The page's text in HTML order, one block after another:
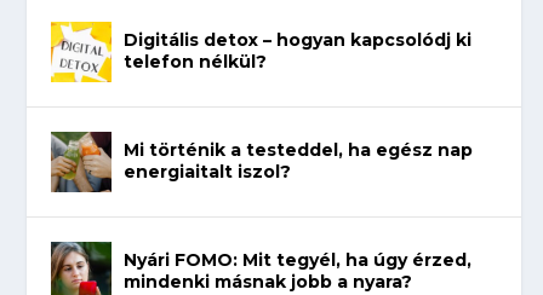
Digitális detox – hogyan kapcsolódj ki
telefon nélkül?
Mi történik a testeddel, ha egész nap
energiaitalt iszol?
Nyári FOMO: Mit tegyél, ha úgy érzed,
mindenki másnak jobb a nyara?